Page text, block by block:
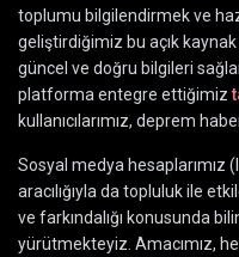
toplumu bilgilendirmek ve
geliştirdiğimiz bu açık
güncel ve doğru bilgileri
platforma entegre ettiğimiz
kullanıcılarımız, deprem
Sosyal medya hesaplarımız
aracılığıyla da topluluk ile
ve farkındalığı konusunda
yürütmekteyiz. Amacımız,